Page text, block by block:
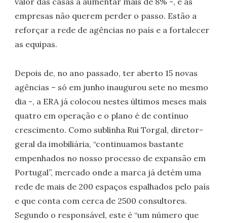
empresas não querem perder o passo. Estão a
reforçar a rede de agências no país e a fortalecer
as equipas.
Depois de, no ano passado, ter aberto 15 novas
agências – só em junho inaugurou sete no mesmo
dia -, a ERA já colocou nestes últimos meses mais
quatro em operação e o plano é de contínuo
crescimento. Como sublinha Rui Torgal, diretor-
geral da imobiliária, “continuamos bastante
empenhados no nosso processo de expansão em
Portugal”, mercado onde a marca já detém uma
rede de mais de 200 espaços espalhados pelo país
e que conta com cerca de 2500 consultores.
Segundo o responsável, este é “um número que